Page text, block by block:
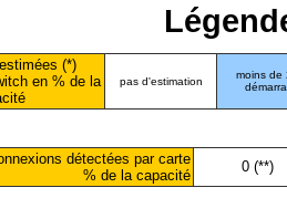
(*)
en % de la
pas d'estimation
moins de
détectées par carte
% de la capacité
0 (**)